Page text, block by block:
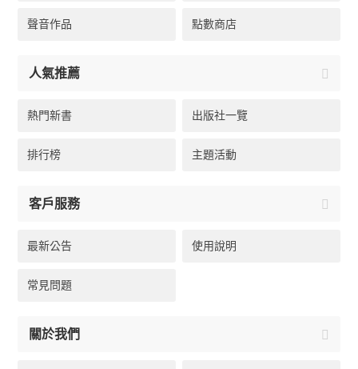
聲音作品 點數商店
人氣推薦
熱門新書 出版社一覽
排行榜 主題活動
客戶服務
最新公告 使用說明
常見問題
關於我們